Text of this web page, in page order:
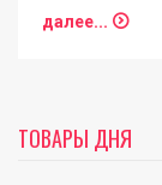
далее...
ТОВАРЫ ДНЯ